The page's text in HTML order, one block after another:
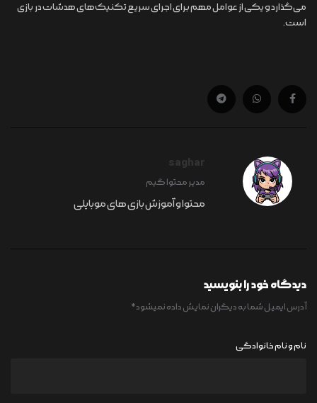
می‌گذارد و یکی از عوامل مهم برای اجرای سریع تکنیک‌های هدشات در بازی
است.
saghar
مدیر محتوا گیم
محتوا و آموزش بازی های موبایلی
دیدگاه خود را بنویسید
آدرس ایمیل شما به دیگران نمایش داده نمیشود*
نام و نام خانوادگی